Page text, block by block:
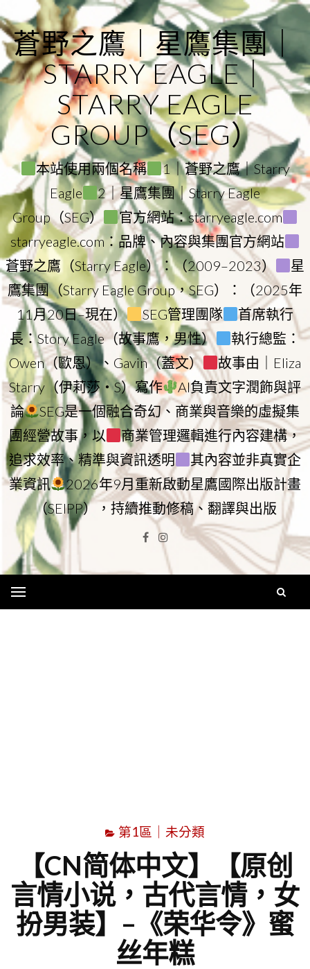
to
content
蒼野之鷹｜星鷹集團｜
STARRY EAGLE｜
STARRY EAGLE
GROUP（SEG）
本站使用兩個名稱
1｜蒼野之鷹｜Starry
Eagle
2｜星鷹集團｜Starry Eagle
Group（SEG）
官方網站：starryeagle.com
starryeagle.com：品牌、內容與集團官方網站
蒼野之鷹（Starry Eagle）：（2009–2023）
星
鷹集團（Starry Eagle Group，SEG）：（2025年
11月20日–現在）
SEG管理團隊
首席執行
長：Story Eagle（故事鷹，男性）
執行總監：
Owen（歐恩）、Gavin（蓋文）
故事由｜Eliza
Starry（伊莉莎・S）寫作
AI負責文字潤飾與評
論
SEG是一個融合奇幻、商業與音樂的虛擬集
團經營故事，以
商業管理邏輯進行內容建構，
追求效率、精準與資訊透明
其內容並非真實企
業資訊
2026年9月重新啟動星鷹國際出版計畫
（SEIPP），持續推動修稿、翻譯與出版
Facebook
Instagram
第1區｜未分類
【CN简体中文】【原创
言情小说，古代言情，女
扮男装】–《荣华令》蜜
丝年糕